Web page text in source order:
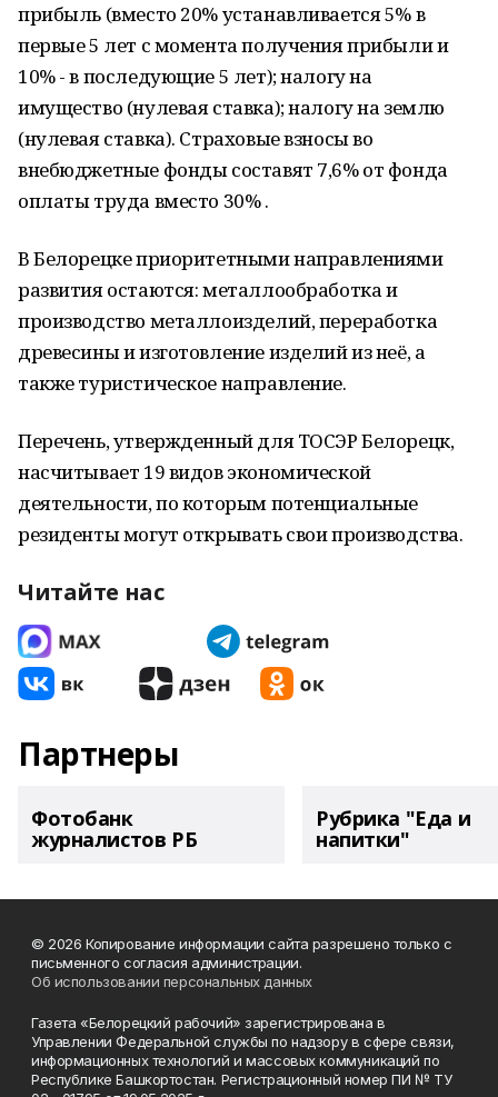
прибыль (вместо 20% устанавливается 5% в
первые 5 лет с момента получения прибыли и
10% - в последующие 5 лет); налогу на
имущество (нулевая ставка); налогу на землю
(нулевая ставка). Страховые взносы во
внебюджетные фонды составят 7,6% от фонда
оплаты труда вместо 30% .
В Белорецке приоритетными направлениями
развития остаются: металлообработка и
производство металлоизделий, переработка
древесины и изготовление изделий из неё, а
также туристическое направление.
Перечень, утвержденный для ТОСЭР Белорецк,
насчитывает 19 видов экономической
деятельности, по которым потенциальные
резиденты могут открывать свои производства.
Читайте нас
Партнеры
Фотобанк
журналистов РБ
Рубрика "Еда и
напитки"
© 2026 Копирование информации сайта разрешено только с
письменного согласия администрации.
Об использовании персональных данных
Газета «Белорецкий рабочий» зарегистрирована в
Управлении Федеральной службы по надзору в сфере связи,
информационных технологий и массовых коммуникаций по
Республике Башкортостан. Регистрационный номер ПИ № ТУ